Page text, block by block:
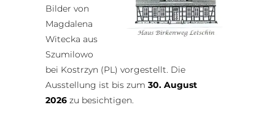
Bilder von
Magdalena
Witecka aus
Szumilowo
bei Kostrzyn (PL) vorgestellt. Die
Ausstellung ist bis zum 30. August
2026 zu besichtigen.